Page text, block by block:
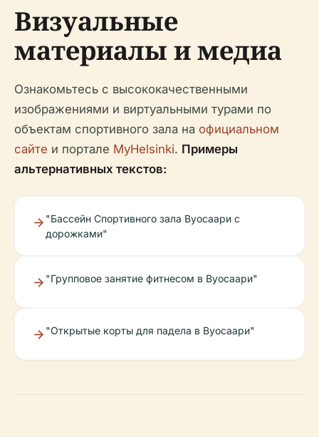
Визуальные
материалы и медиа
Ознакомьтесь с высококачественными
изображениями и виртуальными турами по
объектам спортивного зала на официальном
сайте и портале MyHelsinki. Примеры
альтернативных текстов:
"Бассейн Спортивного зала Вуосаари с
дорожками"
"Групповое занятие фитнесом в Вуосаари"
"Открытые корты для падела в Вуосаари"